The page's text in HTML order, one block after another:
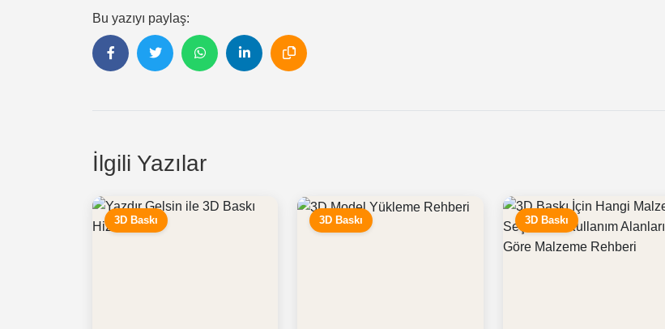
Bu yazıyı paylaş:
İlgili Yazılar
3D Baskı 3D Baskı 3D Baskı